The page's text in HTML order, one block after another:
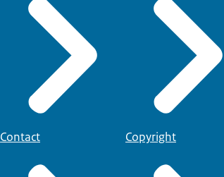
Contact Copyright